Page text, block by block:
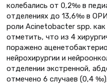
колебались от 0,2‰ в
отделениях до 13,6‰ в
роли Acinetobacter spp.
отметить, что из 4
поражено
нейрохирургии и
отделении экстренной,
отмечено 6 случаев (0,4